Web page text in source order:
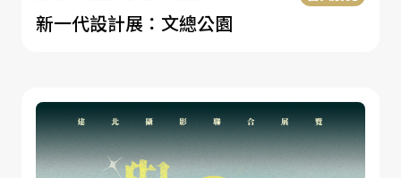
新一代設計展：文總公園